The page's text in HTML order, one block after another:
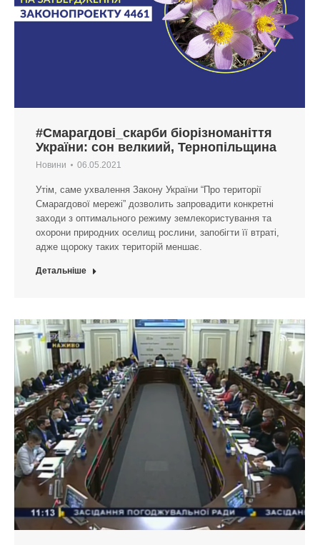
#Смарагдові_скарби біорізноманіття
України: сон велкиий, Тернопільщина
Новини 06.05.2021
Утім, саме ухвалення Закону України “Про території
Смарагдової мережі” дозволить запровадити конкретні
заходи з оптимального режиму землекористування та
охорони природних оселищ рослини, запобігти її втраті,
адже щороку таких територій меншає.
Детальніше